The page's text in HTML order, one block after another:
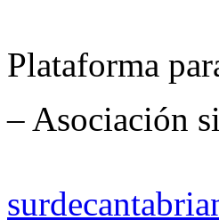
Plataforma
– Asociación